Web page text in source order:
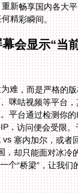
精彩瞬间。
会显示“当
难，而是严格的
咪咕视频等平台，
平台通过检测你的
，访问便会受限。
塞内加尔，或者
，却只能面对冰冷
个“桥梁”，让我们